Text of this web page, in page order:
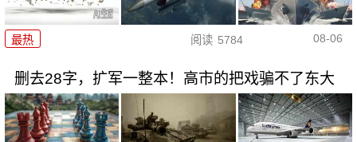
最热 阅读 5784 08-06
删去28字，扩军一整本！高市的把戏骗不了东大